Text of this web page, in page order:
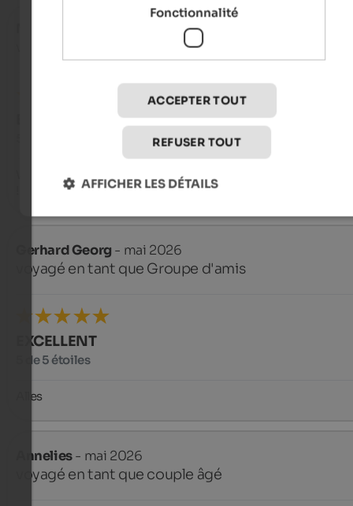
- mai 2026
voyagé en tant que couple âgé
Wir haben uns sehr wohl gefühlt und wir werden wieder
Gerhard Georg - mai 2026
voyagé en tant que Groupe d'amis
EXCELLENT
5 de 5 étoiles
Alles
Annelies- mai 2026
voyagé en tant que couple âgé
Fonctionnalité
ACCEPTER TOUT
REFUSER TOUT
AFFICHER LES DÉTAILS